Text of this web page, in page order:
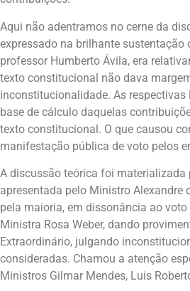
Aqui não adentramos no cerne da
expressado na brilhante sustentação
professor Humberto Ávila, era
texto constitucional não dava
inconstitucionalidade. As respectivas
base de cálculo daquelas
texto constitucional. O que causou
manifestação pública de voto pelos
A discussão teórica foi materializada
apresentada pelo Ministro Alexandre
pela maioria, em dissonância ao
Ministra Rosa Weber, dando
Extraordinário, julgando
consideradas. Chamou a atenção
Ministros Gilmar Mendes, Luis